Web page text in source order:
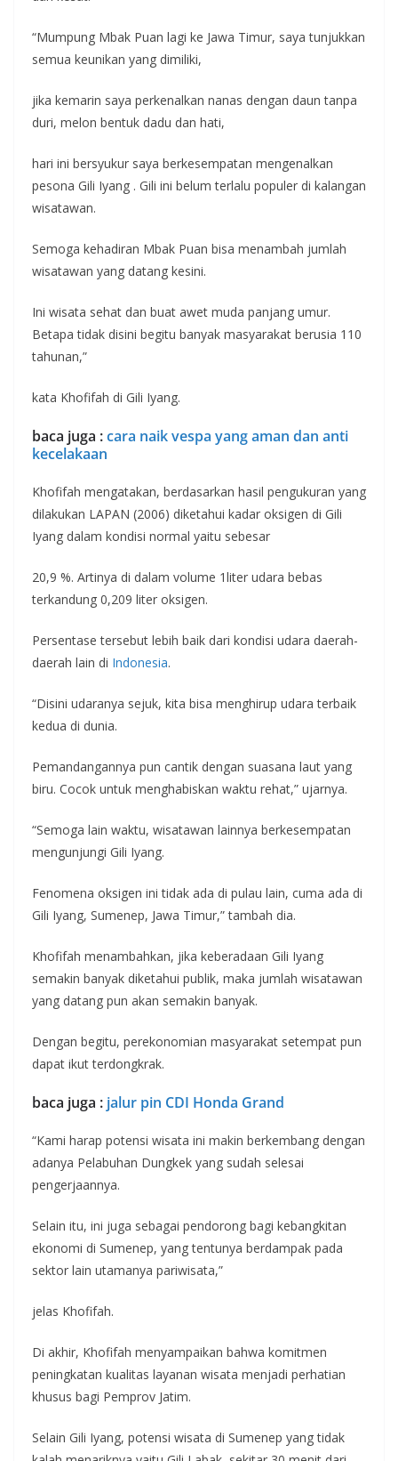
“Mumpung Mbak Puan lagi ke Jawa Timur, saya tunjukkan
semua keunikan yang dimiliki,
jika kemarin saya perkenalkan nanas dengan daun tanpa
duri, melon bentuk dadu dan hati,
hari ini bersyukur saya berkesempatan mengenalkan
pesona Gili Iyang . Gili ini belum terlalu populer di kalangan
wisatawan.
Semoga kehadiran Mbak Puan bisa menambah jumlah
wisatawan yang datang kesini.
Ini wisata sehat dan buat awet muda panjang umur.
Betapa tidak disini begitu banyak masyarakat berusia 110
tahunan,”
kata Khofifah di Gili Iyang.
baca juga :cara naik vespa yang aman dan anti
kecelakaan
Khofifah mengatakan, berdasarkan hasil pengukuran yang
dilakukan LAPAN (2006) diketahui kadar oksigen di Gili
Iyang dalam kondisi normal yaitu sebesar
20,9 %. Artinya di dalam volume 1liter udara bebas
terkandung 0,209 liter oksigen.
Persentase tersebut lebih baik dari kondisi udara daerah-
daerah lain di Indonesia.
“Disini udaranya sejuk, kita bisa menghirup udara terbaik
kedua di dunia.
Pemandangannya pun cantik dengan suasana laut yang
biru. Cocok untuk menghabiskan waktu rehat,” ujarnya.
“Semoga lain waktu, wisatawan lainnya berkesempatan
mengunjungi Gili Iyang.
Fenomena oksigen ini tidak ada di pulau lain, cuma ada di
Gili Iyang, Sumenep, Jawa Timur,” tambah dia.
Khofifah menambahkan, jika keberadaan Gili Iyang
semakin banyak diketahui publik, maka jumlah wisatawan
yang datang pun akan semakin banyak.
Dengan begitu, perekonomian masyarakat setempat pun
dapat ikut terdongkrak.
baca juga : jalur pin CDI Honda Grand
“Kami harap potensi wisata ini makin berkembang dengan
adanya Pelabuhan Dungkek yang sudah selesai
pengerjaannya.
Selain itu, ini juga sebagai pendorong bagi kebangkitan
ekonomi di Sumenep, yang tentunya berdampak pada
sektor lain utamanya pariwisata,”
jelas Khofifah.
Di akhir, Khofifah menyampaikan bahwa komitmen
peningkatan kualitas layanan wisata menjadi perhatian
khusus bagi Pemprov Jatim.
Selain Gili Iyang, potensi wisata di Sumenep yang tidak